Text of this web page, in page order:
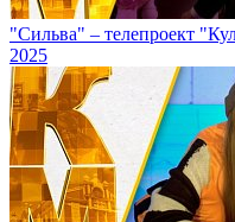
"Сильва" – телепроект
2025